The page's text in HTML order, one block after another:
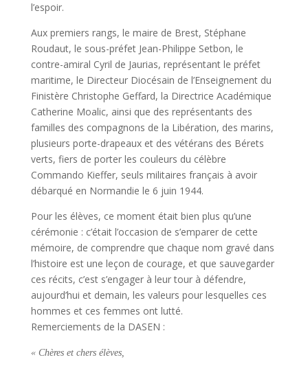
l’espoir.
Aux premiers rangs, le maire de Brest, Stéphane
Roudaut, le sous-préfet Jean-Philippe Setbon, le
contre-amiral Cyril de Jaurias, représentant le préfet
maritime, le Directeur Diocésain de l’Enseignement du
Finistère Christophe Geffard, la Directrice Académique
Catherine Moalic, ainsi que des représentants des
familles des compagnons de la Libération, des marins,
plusieurs porte-drapeaux et des vétérans des Bérets
verts, fiers de porter les couleurs du célèbre
Commando Kieffer, seuls militaires français à avoir
débarqué en Normandie le 6 juin 1944.
Pour les élèves, ce moment était bien plus qu’une
cérémonie : c’était l’occasion de s’emparer de cette
mémoire, de comprendre que chaque nom gravé dans
l’histoire est une leçon de courage, et que sauvegarder
ces récits, c’est s’engager à leur tour à défendre,
aujourd’hui et demain, les valeurs pour lesquelles ces
hommes et ces femmes ont lutté.
Remerciements de la DASEN :
« Chères et chers élèves,